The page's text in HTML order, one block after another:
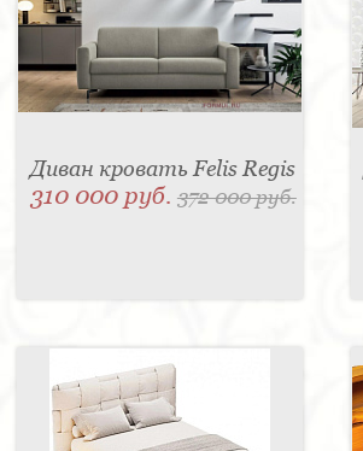
Диван кровать Felis Regis
310 000 руб. 372 000 руб.